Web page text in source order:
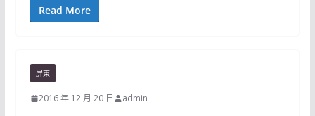
Read More
屏東
2016 年 12 月 20 日 admin